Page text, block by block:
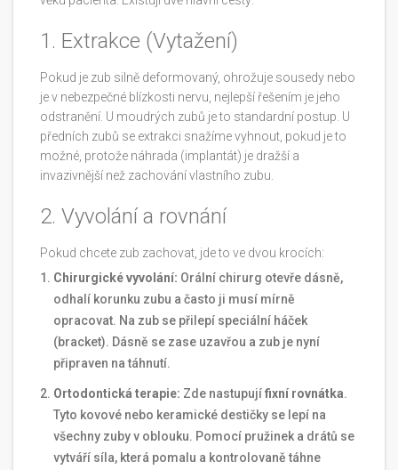
1. Extrakce (Vytažení)
Pokud je zub silně deformovaný, ohrožuje sousedy nebo
je v nebezpečné blízkosti nervu, nejlepší řešením je jeho
odstranění. U moudrých zubů je to standardní postup. U
předních zubů se extrakci snažíme vyhnout, pokud je to
možné, protože náhrada (implantát) je dražší a
invazivnější než zachování vlastního zubu.
2. Vyvolání a rovnání
Pokud chcete zub zachovat, jde to ve dvou krocích:
Chirurgické vyvolání: Orální chirurg otevře dásně,
odhalí korunku zubu a často ji musí mírně
opracovat. Na zub se přilepí speciální háček
(bracket). Dásně se zase uzavřou a zub je nyní
připraven na táhnutí.
Ortodontická terapie: Zde nastupujífixní rovnátka.
Tyto kovové nebo keramické destičky se lepí na
všechny zuby v oblouku. Pomocí pružinek a drátů se
vytváří síla, která pomalu a kontrolovaně táhne